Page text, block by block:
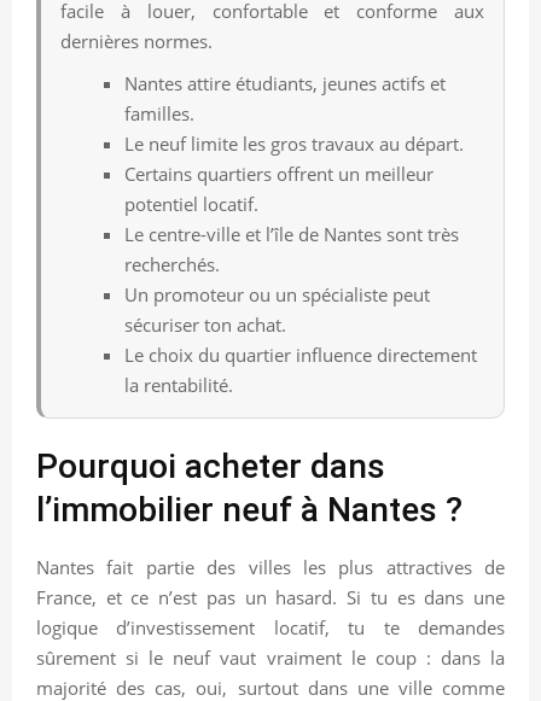
facile à louer, confortable et conforme aux
dernières normes.
Nantes attire étudiants, jeunes actifs et
familles.
Le neuf limite les gros travaux au départ.
Certains quartiers offrent un meilleur
potentiel locatif.
Le centre-ville et l’île de Nantes sont très
recherchés.
Un promoteur ou un spécialiste peut
sécuriser ton achat.
Le choix du quartier influence directement
la rentabilité.
Pourquoi acheter dans
l’immobilier neuf à Nantes ?
Nantes fait partie des villes les plus attractives de
France, et ce n’est pas un hasard. Si tu es dans une
logique d’investissement locatif, tu te demandes
sûrement si le neuf vaut vraiment le coup : dans la
majorité des cas, oui, surtout dans une ville comme